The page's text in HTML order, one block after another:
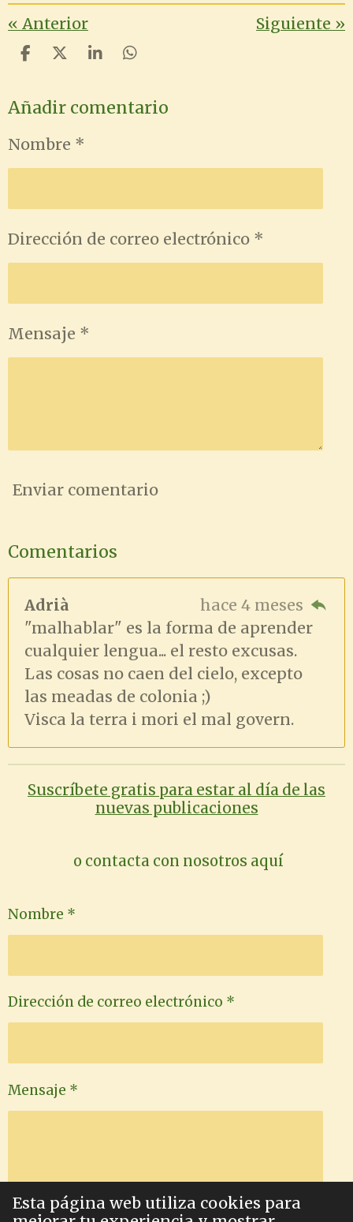
Esta página web utiliza cookies para
« Anterior Siguiente »
C
p
r
t
i
C
p
r
t
i
C
p
i
C
p
i
Añadir comentario
Nombre *
Dirección de correo electrónico *
Mensaje *
Enviar comentario
Comentarios
Adrià
hace 4 meses
"malhablar" es la forma de aprender
cualquier lengua... el resto excusas.
Las cosas no caen del cielo, excepto
las meadas de colonia ;)
Visca la terra i mori el mal govern.
Suscríbete gratis para estar al día de las
nuevas publicaciones
o contacta con nosotros aquí
Nombre *
Dirección de correo electrónico *
Mensaje *